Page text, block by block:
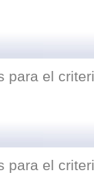
para el
para el